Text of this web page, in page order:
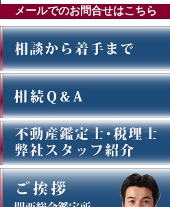
メールでのお問合せはこちら